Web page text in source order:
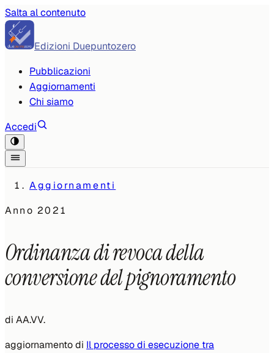
Salta al contenuto
Edizioni Duepuntozero
Pubblicazioni
Aggiornamenti
Chi siamo
Accedi
Aggiornamenti
Anno2021
Ordinanza di revoca della
conversione del pignoramento
di AA.VV.
aggiornamento di Il processo di esecuzione tra